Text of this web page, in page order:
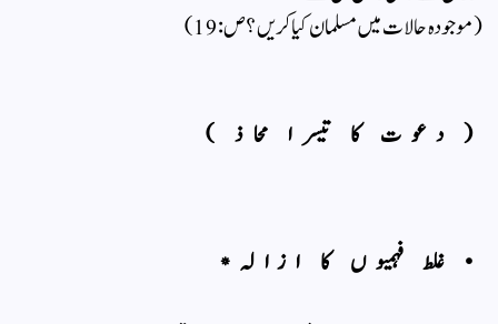
( موجودہ حالات میں مسلمان کیا کریں؟ ص: 19)
( دعوت کا تیسرا محاذ )
• غلط فہمیوں کا ازالہ*